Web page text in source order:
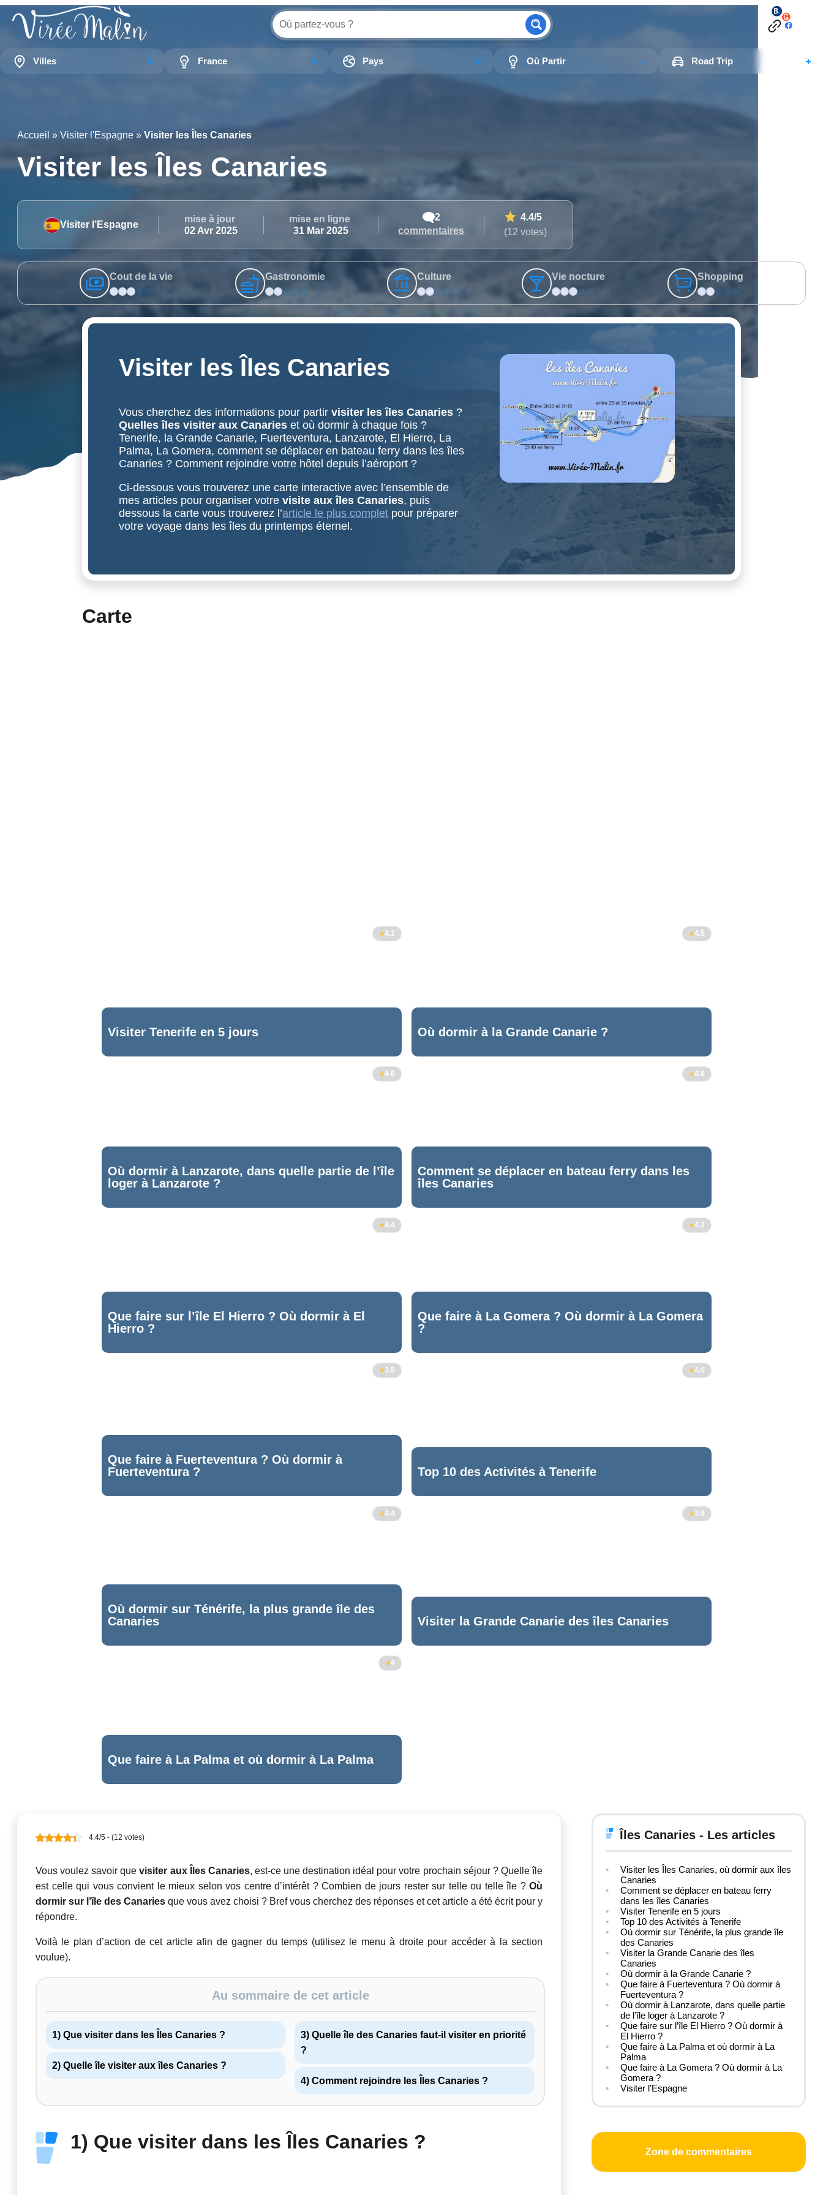
Villes France Pays Où Partir Road Trip
Accueil » Visiter l'Espagne » Visiter les Îles Canaries
Visiter les Îles Canaries
Visiter l’Espagne
mise à jour
02 Avr 2025
mise en ligne
31 Mar 2025
2
commentaires
4.4/5
(12 votes)
Cout de la vie Gastronomie Culture Vie nocture Shopping
Visiter les Îles Canaries
Vous cherchez des informations pour partirvisiter les îles Canaries ?
Quelles îles visiter aux Canaries et où dormir à chaque fois ?
Tenerife, la Grande Canarie, Fuerteventura, Lanzarote, El Hierro, La
Palma, La Gomera, comment se déplacer en bateau ferry dans les îles
Canaries ? Comment rejoindre votre hôtel depuis l’aéroport ?
Ci-dessous vous trouverez une carte interactive avec l’ensemble de
mes articles pour organiser votrevisite aux îles Canaries, puis
dessous la carte vous trouverez l’article le plus complet pour préparer
votre voyage dans les îles du printemps éternel.
Carte
4.1
Visiter Tenerife en 5 jours
4.5
Où dormir à la Grande Canarie ?
4.6
Où dormir à Lanzarote, dans quelle partie de l’île
loger à Lanzarote ?
4.6
Comment se déplacer en bateau ferry dans les
îles Canaries
4.4
Que faire sur l’île El Hierro ? Où dormir à El
Hierro ?
4.3
Que faire à La Gomera ? Où dormir à La Gomera
?
3.5
Que faire à Fuerteventura ? Où dormir à
Fuerteventura ?
4.5
Top 10 des Activités à Tenerife
4.4
Où dormir sur Ténérife, la plus grande île des
Canaries
3.9
Visiter la Grande Canarie des îles Canaries
4
Que faire à La Palma et où dormir à La Palma
4.4/5 - (12 votes)
Vous voulez savoir quevisiter aux Îles Canaries, est-ce une destination idéal pour votre prochain séjour ? Quelle île
est celle qui vous convient le mieux selon vos centre d’intérêt ? Combien de jours rester sur telle ou telle île ? Où
dormir sur l’île des Canaries que vous avez choisi ? Bref vous cherchez des réponses et cet article a été écrit pour y
répondre.
Voilà le plan d’action de cet article afin de gagner du temps (utilisez le menu à droite pour accéder à la section
voulue).
Au sommaire de cet article
1) Que visiter dans les Îles Canaries ?
2) Quelle île visiter aux îles Canaries ?
3) Quelle île des Canaries faut-il visiter en priorité
?
4) Comment rejoindre les Îles Canaries ?
1) Que visiter dans les Îles Canaries ?
Îles Canaries - Les articles
Visiter les Îles Canaries, où dormir aux îles
Canaries
Comment se déplacer en bateau ferry
dans les îles Canaries
Visiter Tenerife en 5 jours
Top 10 des Activités à Tenerife
Où dormir sur Ténérife, la plus grande île
des Canaries
Visiter la Grande Canarie des îles
Canaries
Où dormir à la Grande Canarie ?
Que faire à Fuerteventura ? Où dormir à
Fuerteventura ?
Où dormir à Lanzarote, dans quelle partie
de l’île loger à Lanzarote ?
Que faire sur l’île El Hierro ? Où dormir à
El Hierro ?
Que faire à La Palma et où dormir à La
Palma
Que faire à La Gomera ? Où dormir à La
Gomera ?
Visiter l’Espagne
Zone de commentaires